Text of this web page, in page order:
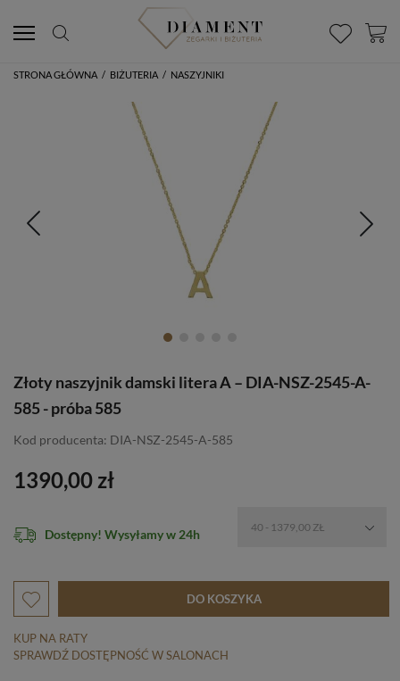
STRONA GŁÓWNA / BIŻUTERIA / NASZYJNIKI
Złoty naszyjnik damski litera A – DIA-NSZ-2545-A-
585 - próba 585
Kod producenta: DIA-NSZ-2545-A-585
1390,00 zł
Dostępny! Wysyłamy w 24h 40 - 1379,00 ZŁ
DO KOSZYKA
KUP NA RATY
SPRAWDŹ DOSTĘPNOŚĆ W SALONACH